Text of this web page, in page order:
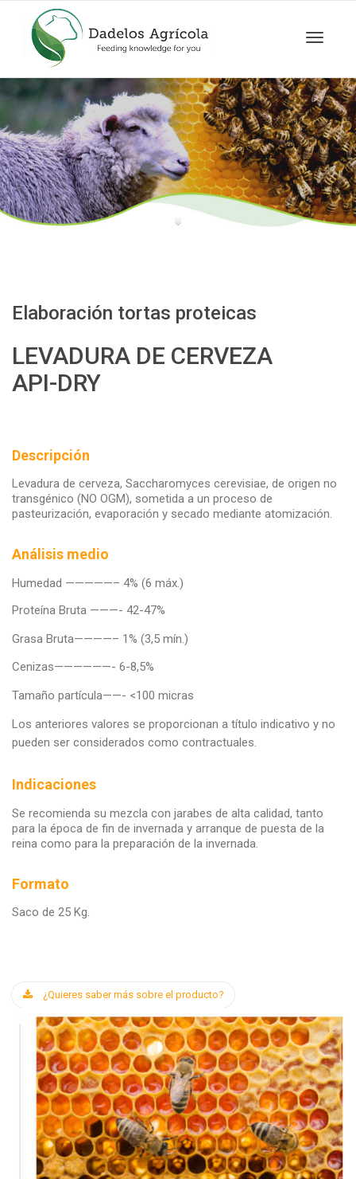
Elaboración tortas proteicas
LEVADURA DE CERVEZA
API-DRY
Descripción
Levadura de cerveza, Saccharomyces cerevisiae, de origen no
transgénico (NO OGM), sometida a un proceso de
pasteurización, evaporación y secado mediante atomización.
Análisis medio
Humedad —————– 4% (6 máx.)
Proteína Bruta ———- 42-47%
Grasa Bruta————– 1% (3,5 mín.)
Cenizas——————- 6-8,5%
Tamaño partícula——- <100 micras
Los anteriores valores se proporcionan a título indicativo y no
pueden ser considerados como contractuales.
Indicaciones
Se recomienda su mezcla con jarabes de alta calidad, tanto
para la época de fin de invernada y arranque de puesta de la
reina como para la preparación de la invernada.
Formato
Saco de 25 Kg.
¿Quieres saber más sobre el producto?